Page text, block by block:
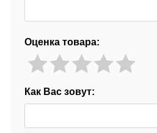
Оценка товара:
Как Вас зовут: